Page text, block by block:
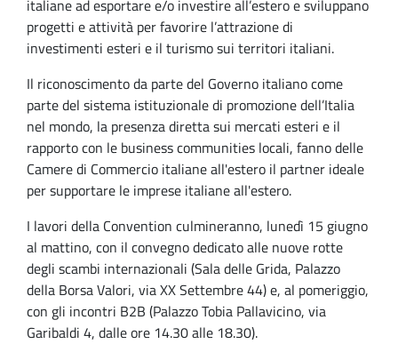
italiane ad esportare e/o investire all’estero e sviluppano
progetti e attività per favorire l’attrazione di
investimenti esteri e il turismo sui territori italiani.
Il riconoscimento da parte del Governo italiano come
parte del sistema istituzionale di promozione dell’Italia
nel mondo, la presenza diretta sui mercati esteri e il
rapporto con le business communities locali, fanno delle
Camere di Commercio italiane all'estero il partner ideale
per supportare le imprese italiane all'estero.
I lavori della Convention culmineranno, lunedì 15 giugno
al mattino, con il convegno dedicato alle nuove rotte
degli scambi internazionali (Sala delle Grida, Palazzo
della Borsa Valori, via XX Settembre 44) e, al pomeriggio,
con gli incontri B2B (Palazzo Tobia Pallavicino, via
Garibaldi 4, dalle ore 14.30 alle 18.30).